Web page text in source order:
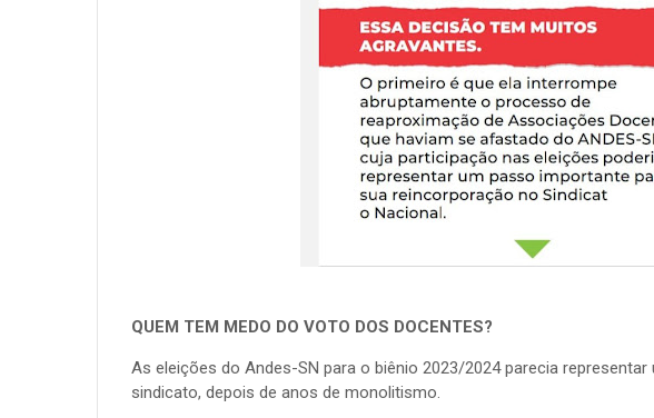
QUEM TEM MEDO DO VOTO DOS DOCENTES?
As eleições do Andes-SN para o biênio 2023/2024 parecia
sindicato, depois de anos de monolitismo.